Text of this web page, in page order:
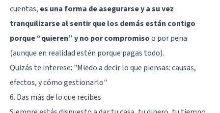
cuentas, es una forma de asegurarse y a su vez
tranquilizarse al sentir que los demás están contigo
porque “quieren” y no por compromisoo por pena
(aunque en realidad estén porque pagas todo).
Quizás te interese: "Miedo a decir lo que piensas: causas,
efectos, y cómo gestionarlo"
6. Das más de lo que recibes